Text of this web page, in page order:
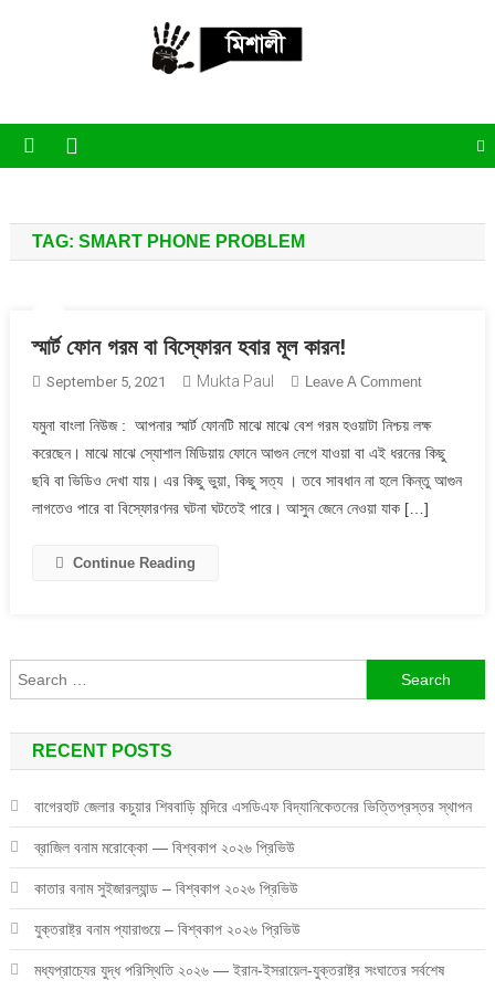
TAG: SMART PHONE PROBLEM
স্মার্ট ফোন গরম বা বিস্ফোরন হবার মূল কারন!
September 5, 2021 Mukta Paul Leave A CommentOn
ফোন
গরম
বা
বিস্ফোরন
যমুনা বাংলা নিউজ : আপনার স্মার্ট ফোনটি মাঝে মাঝে বেশ গরম হওয়াটা নিশ্চয় লক্ষ
করেছেন। মাঝে মাঝে স্যোশাল মিডিয়ায় ফোনে আগুন লেগে যাওয়া বা এই ধরনের কিছু
ছবি বা ভিডিও দেখা যায়। এর কিছু ভুয়া, কিছু সত্য । তবে সাবধান না হলে কিন্তু আগুন
লাগতেও পারে বা বিস্ফোরণনর ঘটনা ঘটতেই পারে। আসুন জেনে নেওয়া যাক […]
Continue Reading
Search
for:
RECENT POSTS
বাগেরহাট জেলার কচুয়ার শিববাড়ি মন্দিরে এসডিএফ বিদ্যানিকেতনের ভিত্তিপ্রস্তর স্থাপন
ব্রাজিল বনাম মরোক্কো — বিশ্বকাপ ২০২৬ প্রিভিউ
কাতার বনাম সুইজারল্যান্ড – বিশ্বকাপ ২০২৬ প্রিভিউ
যুক্তরাষ্ট্র বনাম প্যারাগুয়ে – বিশ্বকাপ ২০২৬ প্রিভিউ
মধ্যপ্রাচ্যের যুদ্ধ পরিস্থিতি ২০২৬ — ইরান-ইসরায়েল-যুক্তরাষ্ট্র সংঘাতের সর্বশেষ